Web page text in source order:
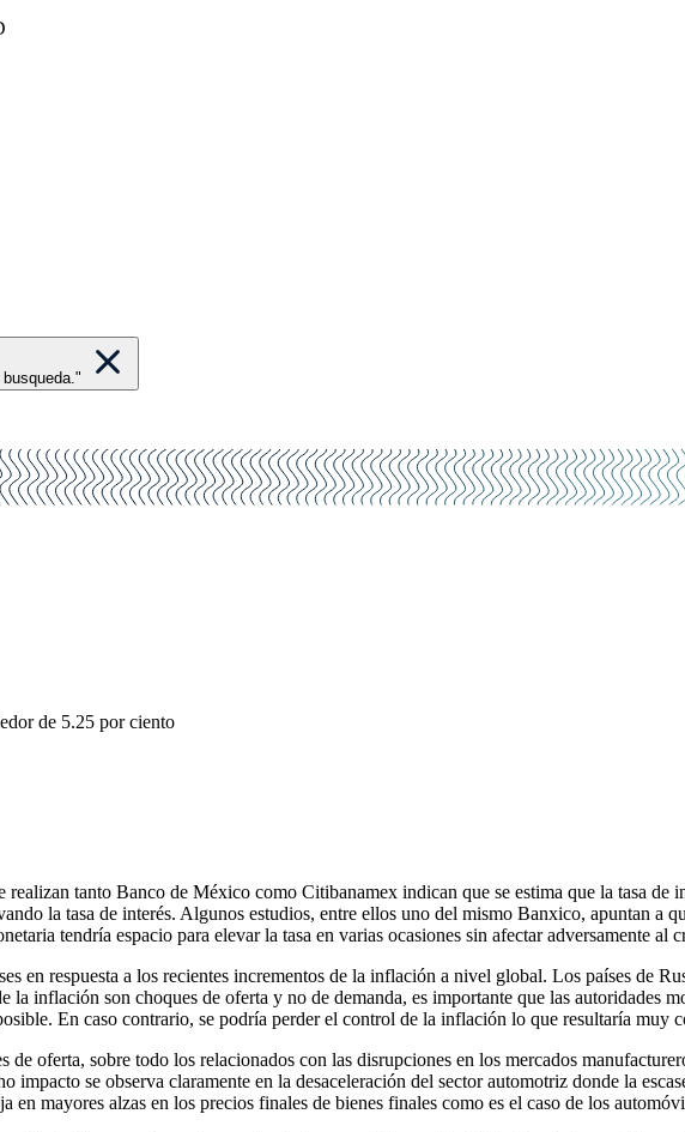
de 5.25 por ciento
realizan tanto Banco de México como Citibanamex indican que se estima que la tasa de
la tasa de interés. Algunos estudios, entre ellos uno del mismo Banxico, apuntan a
tendría espacio para elevar la tasa en varias ocasiones sin afectar adversamente al
en respuesta a los recientes incrementos de la inflación a nivel global. Los países de
la inflación son choques de oferta y no de demanda, es importante que las autoridades
En caso contrario, se podría perder el control de la inflación lo que resultaría muy
oferta, sobre todo los relacionados con las disrupciones en los mercados
impacto se observa claramente en la desaceleración del sector automotriz donde la
en mayores alzas en los precios finales de bienes finales como es el caso de los